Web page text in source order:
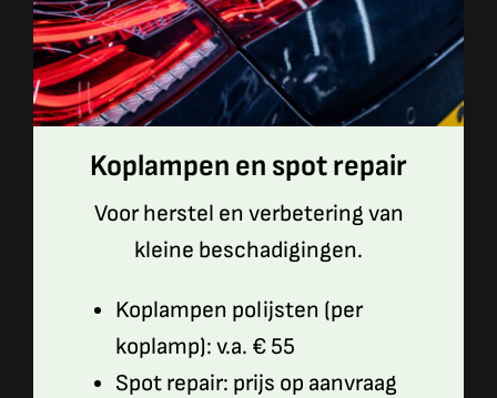
Koplampen en spot repair
Voor herstel en verbetering van
kleine beschadigingen.
Koplampen polijsten (per
koplamp): v.a. € 55
Spot repair: prijs op aanvraag